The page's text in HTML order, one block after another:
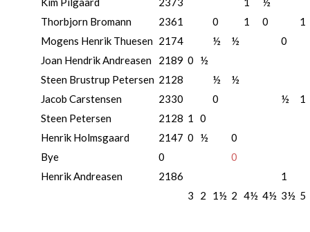
Thorbjorn Bromann
2361 0 1 0
1
Mogens Henrik Thuesen 2174 ½ ½
0
Joan Hendrik Andreasen
2189 0
½
Steen Brustrup Petersen 2128 ½
½
Jacob Carstensen
2330 0 ½
1
Steen Petersen
2128 1
0
Henrik Holmsgaard
2147 0 ½
0
Bye
0
0
Henrik Andreasen
2186
1
3
2 1½ 2 4½ 4½ 3½ 5